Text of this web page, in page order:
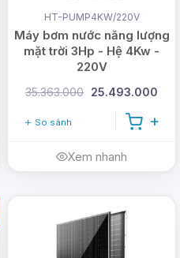
HT-PUMP4KW/220V
Máy bơm nước năng lượng
mặt trời 3Hp - Hệ 4Kw -
220V
35.363.000 25.493.000
So sánh
Xem nhanh